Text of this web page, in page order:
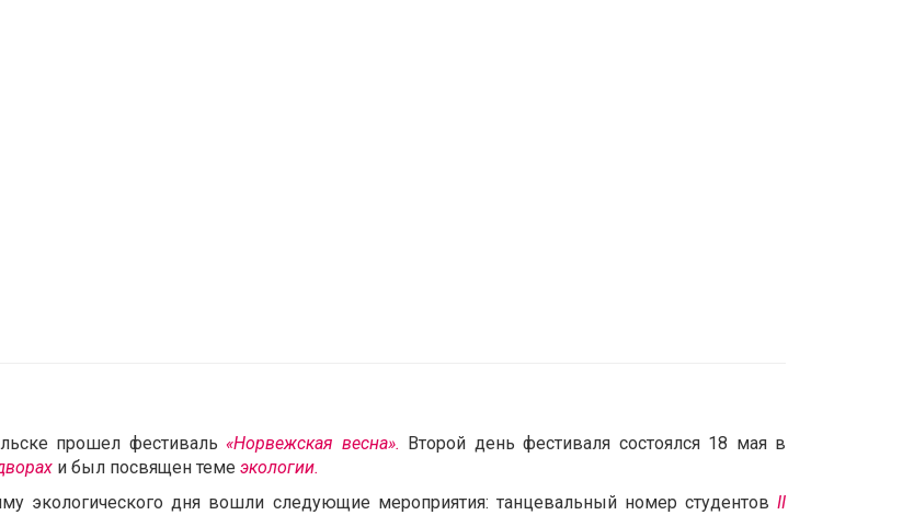
прошел фестиваль «Норвежская весна». Второй день фестиваля состоялся 18 мая в
и был посвящен теме экологии.
экологического дня вошли следующие мероприятия: танцевальный номер студентов II